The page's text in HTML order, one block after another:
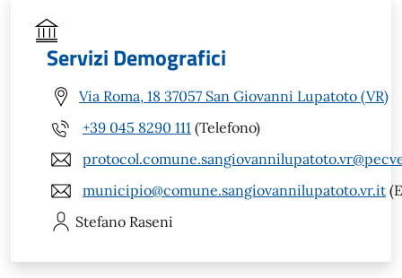
Servizi Demografici
Via Roma, 18 37057 San Giovanni Lupatoto (VR)
+39 045 8290 111 (Telefono)
municipio@comune.sangiovannilupatoto.vr.it
Stefano Raseni